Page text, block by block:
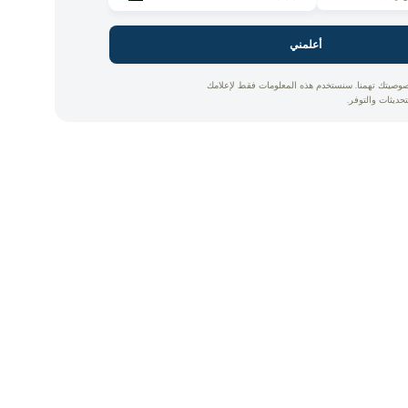
أعلمني
تهمنا. سنستخدم هذه المعلومات فقط لإعلامك
والتوفر.